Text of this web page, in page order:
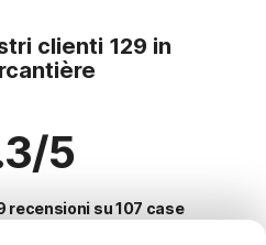
clienti 129 in
5
recensioni su 107 case